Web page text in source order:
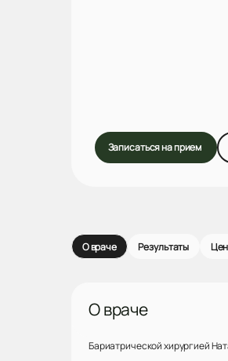
Записаться на прием
О враче Результаты
О враче
Бариатрической хирургией